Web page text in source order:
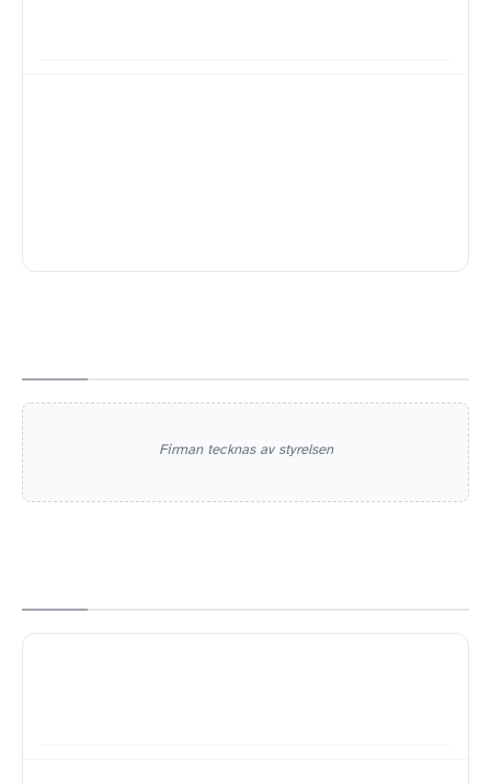
Firman tecknas av styrelsen